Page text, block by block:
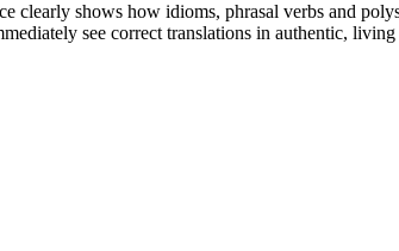
shows how idioms, phrasal verbs and
see correct translations in authentic,